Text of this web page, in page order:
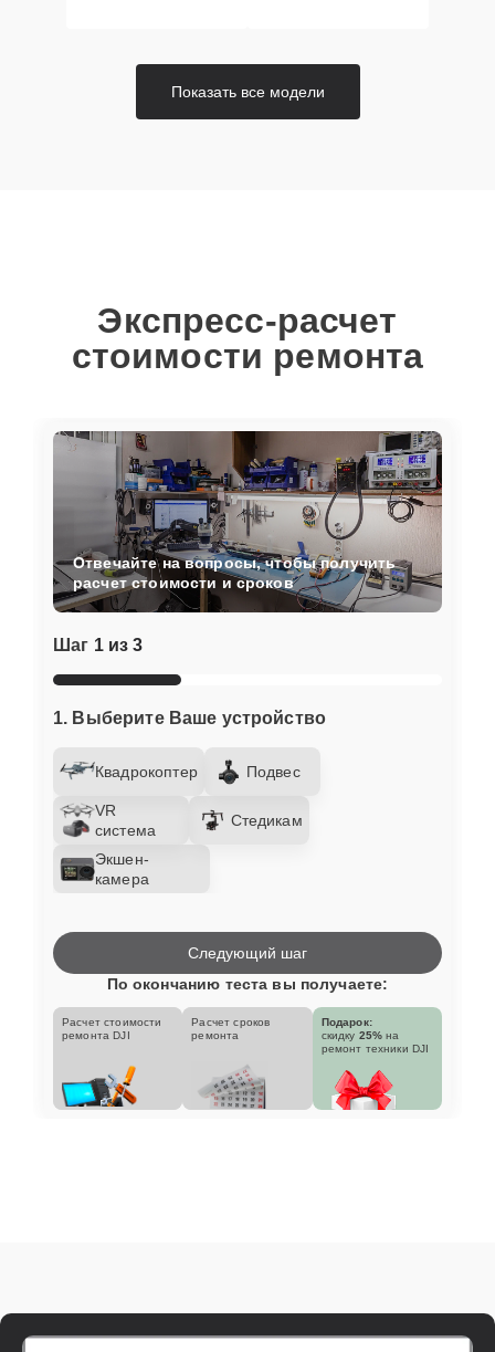
Показать все модели
Экспресс-расчет
стоимости ремонта
Шаг 1 из 3
1. Выберите Ваше устройство
Квадрокоптер Подвес
VR
система
Стедикам
Экшен-
камера
Отвечайте на вопросы, чтобы получить
расчет стоимости и сроков
Следующий шаг
По окончанию теста вы получаете:
Расчет стоимости
ремонта DJI
Расчет сроков
ремонта
Подарок:
скидку 25% на
ремонт техники DJI